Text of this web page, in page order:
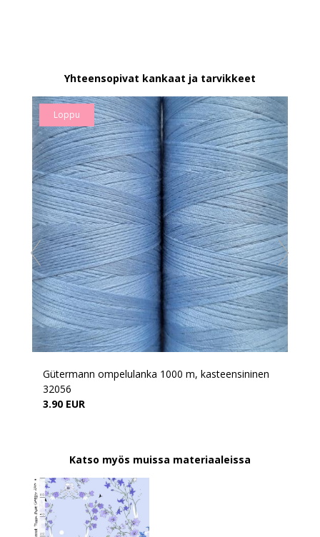
Yhteensopivat kankaat ja tarvikkeet
Loppu
Gütermann ompelulanka 1000 m, kasteensininen
32056
3.90 EUR
Katso myös muissa materiaaleissa